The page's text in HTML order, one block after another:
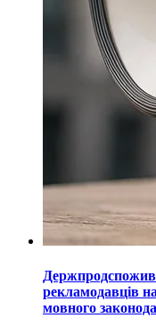
рекламодавців
мовного